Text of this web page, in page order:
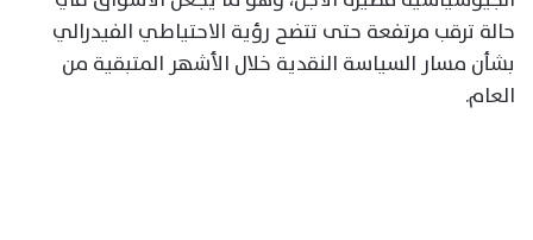
حالة ترقب مرتفعة حتى تتضح رؤية الاحتياطي الفيدرالي
بشأن مسار السياسة النقدية خلال الأشهر المتبقية من
العام.